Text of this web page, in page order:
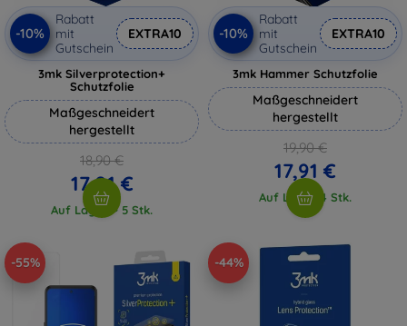
-10%
Rabatt
mit
Gutschein
EXTRA10
3mk Silverprotection+
Schutzfolie
Maßgeschneidert
hergestellt
18,90 €
17,01 €
Auf Lager > 5 Stk.
-10%
Rabatt
mit
Gutschein
EXTRA10
3mk Hammer Schutzfolie
Maßgeschneidert
hergestellt
19,90 €
17,91 €
Auf Lager 4 Stk.
-55% -44%